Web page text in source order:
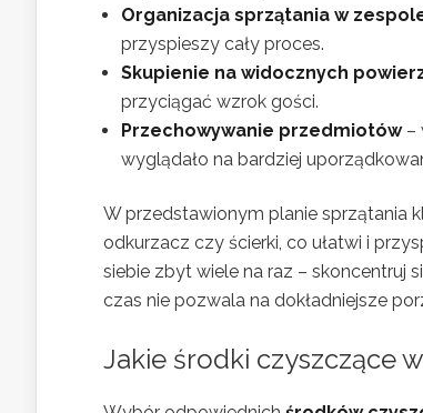
Organizacja sprzątania w
przyspieszy cały proces.
Skupienie na widocznych
przyciągać wzrok gości.
Przechowywanie przedmiotów–
wyglądało na bardziej
W przedstawionym planie sprzątania
odkurzacz czy ścierki, co ułatwi i
siebie zbyt wiele na raz – skoncentruj
czas nie pozwala na dokładniejsze
Jakie środki czyszczące